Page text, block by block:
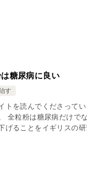
糖尿病に良い
す
トを読んでくださって
全粒粉は糖尿病だけで
げることをイギリスの